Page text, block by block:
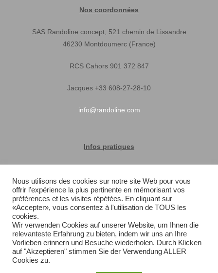
Nos coordonnées
SAS Randoline concept, 521 chemin de Lissandre
46230 Montdoumerc (France)
RCS Cahors 901 372 847
Jacques +33 608-27-28-10
info@randoline.com
Infos pratiques
Conditions générales de vente
Livraison rapide
Plan du site
Nous utilisons des cookies sur notre site Web pour vous
offrir l'expérience la plus pertinente en mémorisant vos
préférences et les visites répétées. En cliquant sur
«Accepter», vous consentez à l'utilisation de TOUS les
cookies.
Wir verwenden Cookies auf unserer Website, um Ihnen die
relevanteste Erfahrung zu bieten, indem wir uns an Ihre
Vorlieben erinnern und Besuche wiederholen. Durch Klicken
auf "Akzeptieren" stimmen Sie der Verwendung ALLER
Cookies zu.